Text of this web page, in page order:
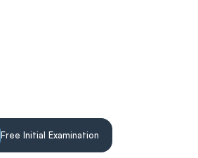
Free Initial Examination